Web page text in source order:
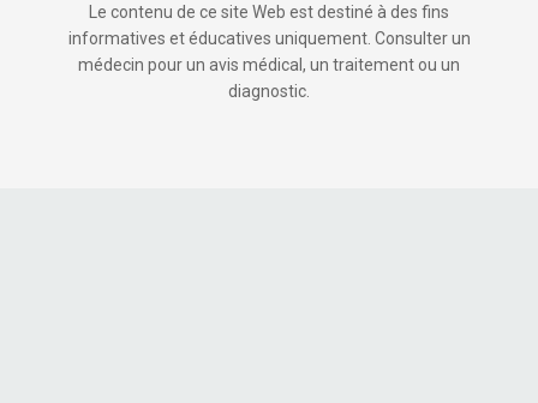
Le contenu de ce site Web est destiné à des fins
informatives et éducatives uniquement. Consulter un
médecin pour un avis médical, un traitement ou un
diagnostic.